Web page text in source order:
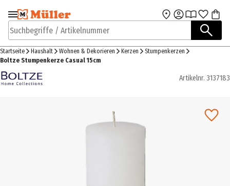
Zur Navigation
springen
Zum Hauptinhalt
Suchbegriffe / Artikelnummer
Startseite Haushalt Wohnen & Dekorieren Kerzen
Stumpenkerzen
Boltze Stumpenkerze Casual 15cm
Artikelnr. 3137183